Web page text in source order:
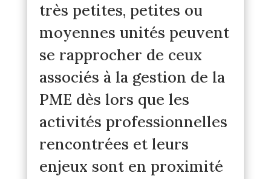
très petites, petites ou
moyennes unités peuvent
se rapprocher de ceux
associés à la gestion de la
PME dès lors que les
activités professionnelles
rencontrées et leurs
enjeux sont en proximité